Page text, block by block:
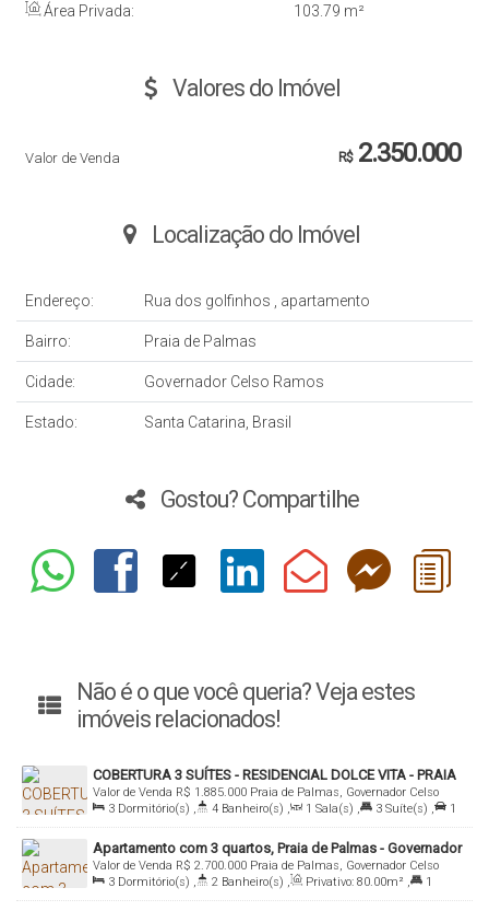
Área Privada: 103.79 m²
Valores do Imóvel
R$2.350.000
Valor de Venda
Localização do Imóvel
Endereço: Rua dos golfinhos , apartamento
Bairro: Praia de Palmas
Cidade: Governador Celso Ramos
Estado: Santa Catarina, Brasil
Gostou? Compartilhe
Não é o que você queria? Veja estes
imóveis relacionados!
COBERTURA 3 SUÍTES - RESIDENCIAL DOLCE VITA - PRAIA
DE PALMAS
R$ 1.885.000
Valor de Venda
Praia de Palmas, Governador Celso
Ramos, Santa Catarina, Brasil
3 Dormitório(s) , 4 Banheiro(s) , 1 Sala(s) , 3 Suíte(s) ,
1
Vaga(s)
Apartamento com 3 quartos, Praia de Palmas - Governador
Celso Ramos R$ 2.700.000
Valor de Venda
Praia de Palmas, Governador Celso
Ramos, Santa Catarina, Brasil
3 Dormitório(s) , 2 Banheiro(s) , Privativo: 80.00m² ,
1
Suíte(s) , 1 Vaga(s)